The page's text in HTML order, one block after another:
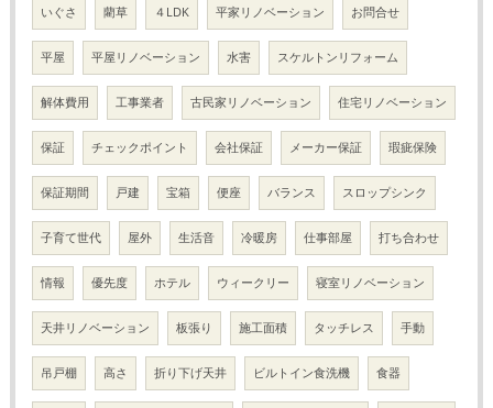
いぐさ 藺草 ４LDK 平家リノベーション お問合せ
平屋 平屋リノベーション 水害 スケルトンリフォーム
解体費用 工事業者 古民家リノベーション 住宅リノベーション
保証 チェックポイント 会社保証 メーカー保証 瑕疵保険
保証期間 戸建 宝箱 便座 バランス スロップシンク
子育て世代 屋外 生活音 冷暖房 仕事部屋 打ち合わせ
情報 優先度 ホテル ウィークリー 寝室リノベーション
天井リノベーション 板張り 施工面積 タッチレス 手動
吊戸棚 高さ 折り下げ天井 ビルトイン食洗機 食器